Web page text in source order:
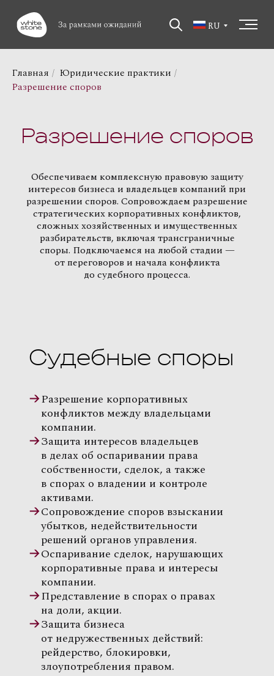
RU
Главная / Юридические практики /
Разрешение споров
Разрешение споров
Обеспечиваем комплексную правовую защиту
интересов бизнеса и владельцев компаний при
разрешении споров. Сопровождаем разрешение
стратегических корпоративных конфликтов,
сложных хозяйственных и имущественных
разбирательств, включая трансграничные
споры. Подключаемся на любой стадии —
от переговоров и начала конфликта
до судебного процесса.
Судебные споры
Разрешение корпоративных
конфликтов между владельцами
компании.
Защита интересов владельцев
в делах об оспаривании права
собственности, сделок, а также
в спорах о владении и контроле
активами.
Сопровождение споров взыскании
убытков, недействительности
решений органов управления.
Оспаривание сделок, нарушающих
корпоративные права и интересы
компании.
Представление в спорах о правах
на доли, акции.
Защита бизнеса
от недружественных действий:
рейдерство, блокировки,
злоупотребления правом.